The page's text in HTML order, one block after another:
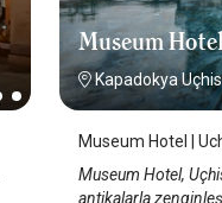
Museum
Kapadokya
Museum Hotel |
Museum Hotel,
antikalarla